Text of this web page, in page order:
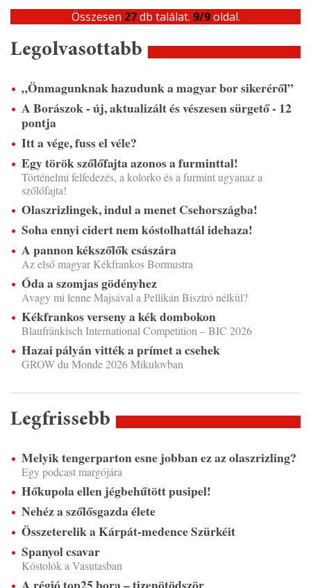
Összesen 27db találat. 9/9oldal.
Legolvasottabb
„Önmagunknak hazudunk a magyar bor sikeréről”
A Borászok - új, aktualizált és vészesen sürgető - 12
pontja
Itt a vége, fuss el véle?
Egy török szőlőfajta azonos a furminttal!
Történelmi felfedezés, a kolorko és a furmint ugyanaz a
szőlőfajta!
Olaszrizlingek, indul a menet Csehországba!
Soha ennyi cidert nem kóstolhattál idehaza!
A pannon kékszőlők császára
Az első magyar Kékfrankos Bormustra
Óda a szomjas gödényhez
Avagy mi lenne Majsával a Pellikán Bisztró nélkül?
Kékfrankos verseny a kék dombokon
Blaufränkisch International Competition – BIC 2026
Hazai pályán vitték a prímet a csehek
GROW du Monde 2026 Mikulovban
Legfrissebb
Melyik tengerparton esne jobban ez az olaszrizling?
Egy podcast margójára
Hőkupola ellen jégbehűtött pusipel!
Nehéz a szőlősgazda élete
Összeterelik a Kárpát-medence Szürkéit
Spanyol csavar
Kóstolók a Vasutasban